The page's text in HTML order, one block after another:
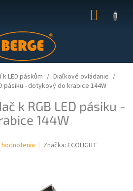
KOŠÍK
LED páskům
Diaľkové ovládanie
pásiku - dotykový do krabice 144W
k RGB LED pásiku -
144W
Značka: ECOLIGHT